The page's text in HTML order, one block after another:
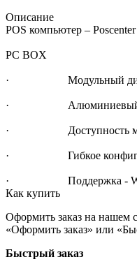
Описание
POS компьютер – Poscenter
PC BOX
· Модульный
· Алюминиевый корпус
· Доступность
· Гибкое
· Поддержка -
Как купить
Оформить заказ на нашем
«Оформить заказ» или
Быстрый заказ